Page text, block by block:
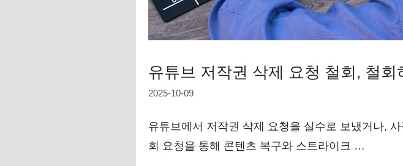
유튜브 저작권 삭제 요청 철회, 철
2025-10-09
유튜브에서 저작권 삭제 요청을 실수로 보냈거나,
회 요청을 통해 콘텐츠 복구와 스트라이크 …